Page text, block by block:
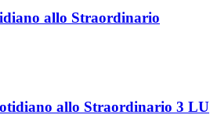
allo Straordinario
allo Straordinario 3 LU